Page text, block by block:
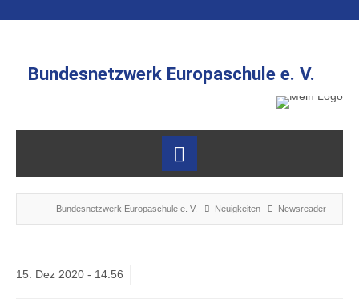
Bundesnetzwerk Europaschule e. V.
Bundesnetzwerk Europaschule e. V. Neuigkeiten Newsreader
15. Dez 2020 - 14:56